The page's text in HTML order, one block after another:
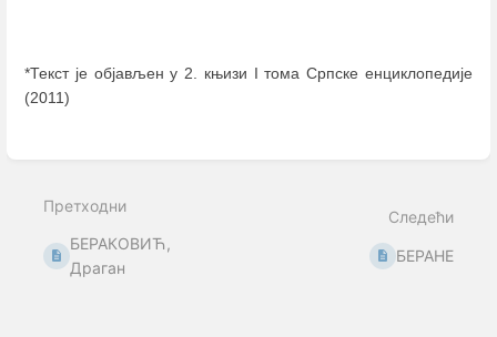
*Текст је објављен у 2. књизи I тома Српске енциклопедије
(2011)
section
mode
Претходни
БЕРАКОВИЋ,
Драган
Следећи
БЕРАНЕ